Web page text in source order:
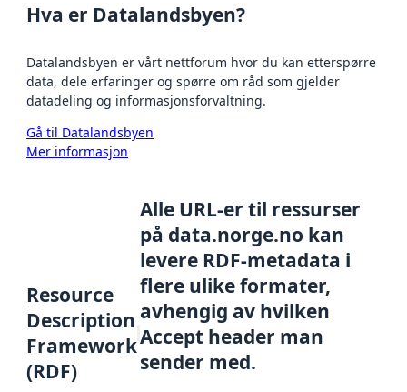
Hva er Datalandsbyen?
Datalandsbyen er vårt nettforum hvor du kan etterspørre
data, dele erfaringer og spørre om råd som gjelder
datadeling og informasjonsforvaltning.
Gå til Datalandsbyen
Mer informasjon
Resource
Description
Framework
(RDF)
Alle URL-er til ressurser
på data.norge.no kan
levere RDF-metadata i
flere ulike formater,
avhengig av hvilken
Accept header man
sender med.